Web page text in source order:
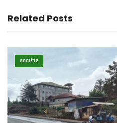
Related Posts
SOCIÉTE